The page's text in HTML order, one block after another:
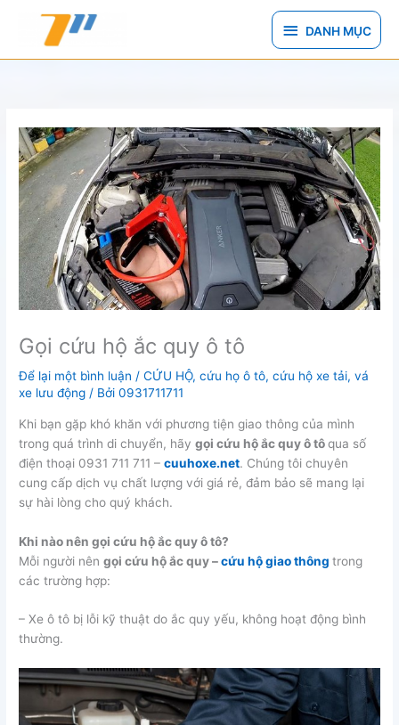
DANH
MỤC
DANH MỤC
Gọi cứu hộ ắc quy ô tô
Để lại một bình luận /CỨU HỘ,cứu họ ô tô,cứu hộ xe tải,vá
xe lưu động / Bởi0931711711
Khi bạn gặp khó khăn với phương tiện giao thông của mình
trong quá trình di chuyển, hãygọi cứu hộ ắc quy ô tôqua số
điện thoại 0931 711 711 –cuuhoxe.net. Chúng tôi chuyên
cung cấp dịch vụ chất lượng với giá rẻ, đảm bảo sẽ mang lại
sự hài lòng cho quý khách.
Khi nào nên gọi cứu hộ ắc quy ô tô?
Mỗi người nêngọi cứu hộ ắc quy –cứu hộ giao thông trong
các trường hợp:
– Xe ô tô bị lỗi kỹ thuật do ắc quy yếu, không hoạt động bình
thường.